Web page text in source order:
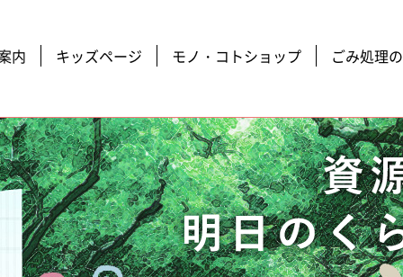
内 キッズページ モノ・コトショップ ごみ処理